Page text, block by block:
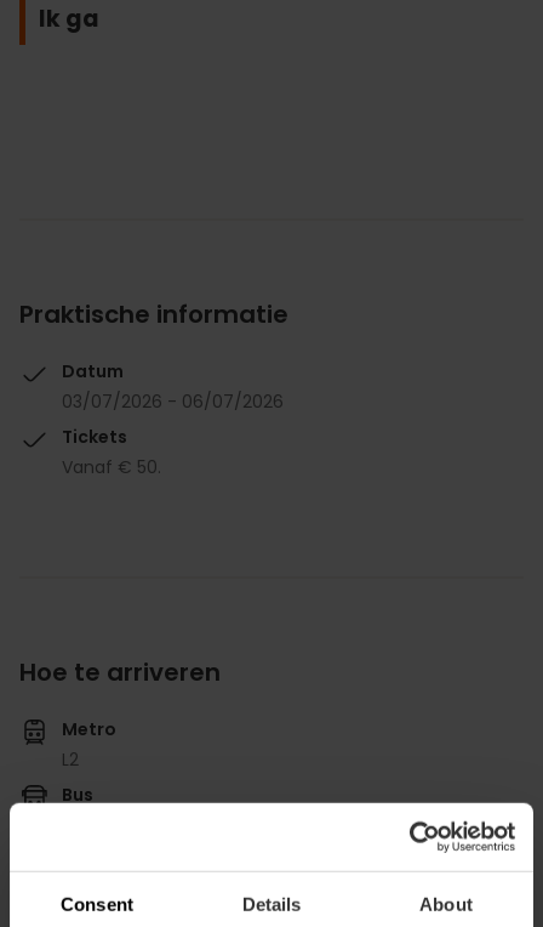
Consent Details About
Ik ga
Praktische informatie
Datum
03/07/2026 - 06/07/2026
Tickets
Vanaf € 50.
Hoe te arriveren
Metro
L2
Bus